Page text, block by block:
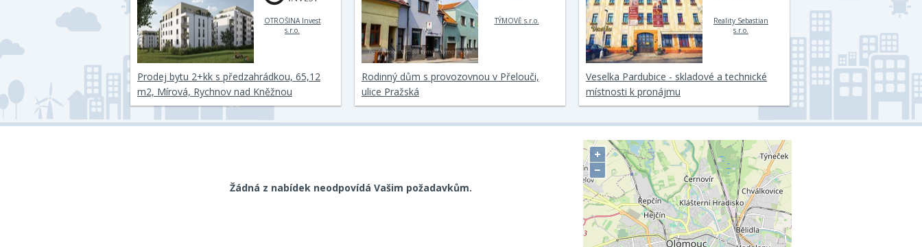
OTROŠINA Invest
s.r.o.
Prodej bytu 2+kk s předzahrádkou, 65,12
m2, Mírová, Rychnov nad Kněžnou
TÝMOVĚ s.r.o.
Rodinný dům s provozovnou v Přelouči,
ulice Pražská
Reality Sebastian
s.r.o.
Veselka Pardubice - skladové a technické
místnosti k pronájmu
Žádná z nabídek neodpovídá Vašim požadavkům.
+
−